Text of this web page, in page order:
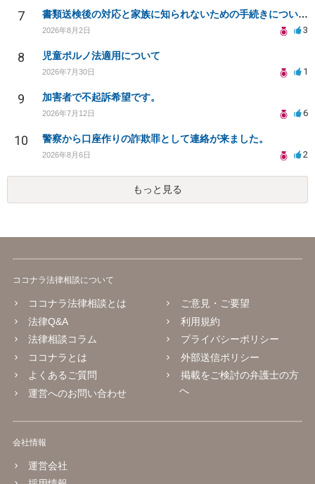
7 書類送検後の対応と家族に知られないための手続きについて相談
2026年8月2日 3
8 児童ポルノ法適用について
2026年7月30日 1
9 加害者で不起訴希望です。
2026年7月12日 6
10 警察から口座作りの詐欺罪として連絡が来ました。
2026年8月6日 2
もっと見る
ココナラ法律相談について
ココナラ法律相談とは
法律Q&A
法律相談コラム
ココナラとは
よくあるご質問
運営へのお問い合わせ
ご意見・ご要望
利用規約
プライバシーポリシー
外部送信ポリシー
掲載をご検討の弁護士の方
へ
会社情報
運営会社